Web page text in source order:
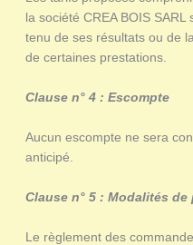
la société CREA BOIS
tenu de ses résultats ou de
de certaines prestations.
Clause n° 4 : Escompte
Aucun escompte ne sera
anticipé.
Clause n° 5 : Modalités de
Le règlement des